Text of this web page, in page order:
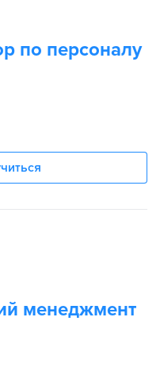
по персоналу
менеджмент